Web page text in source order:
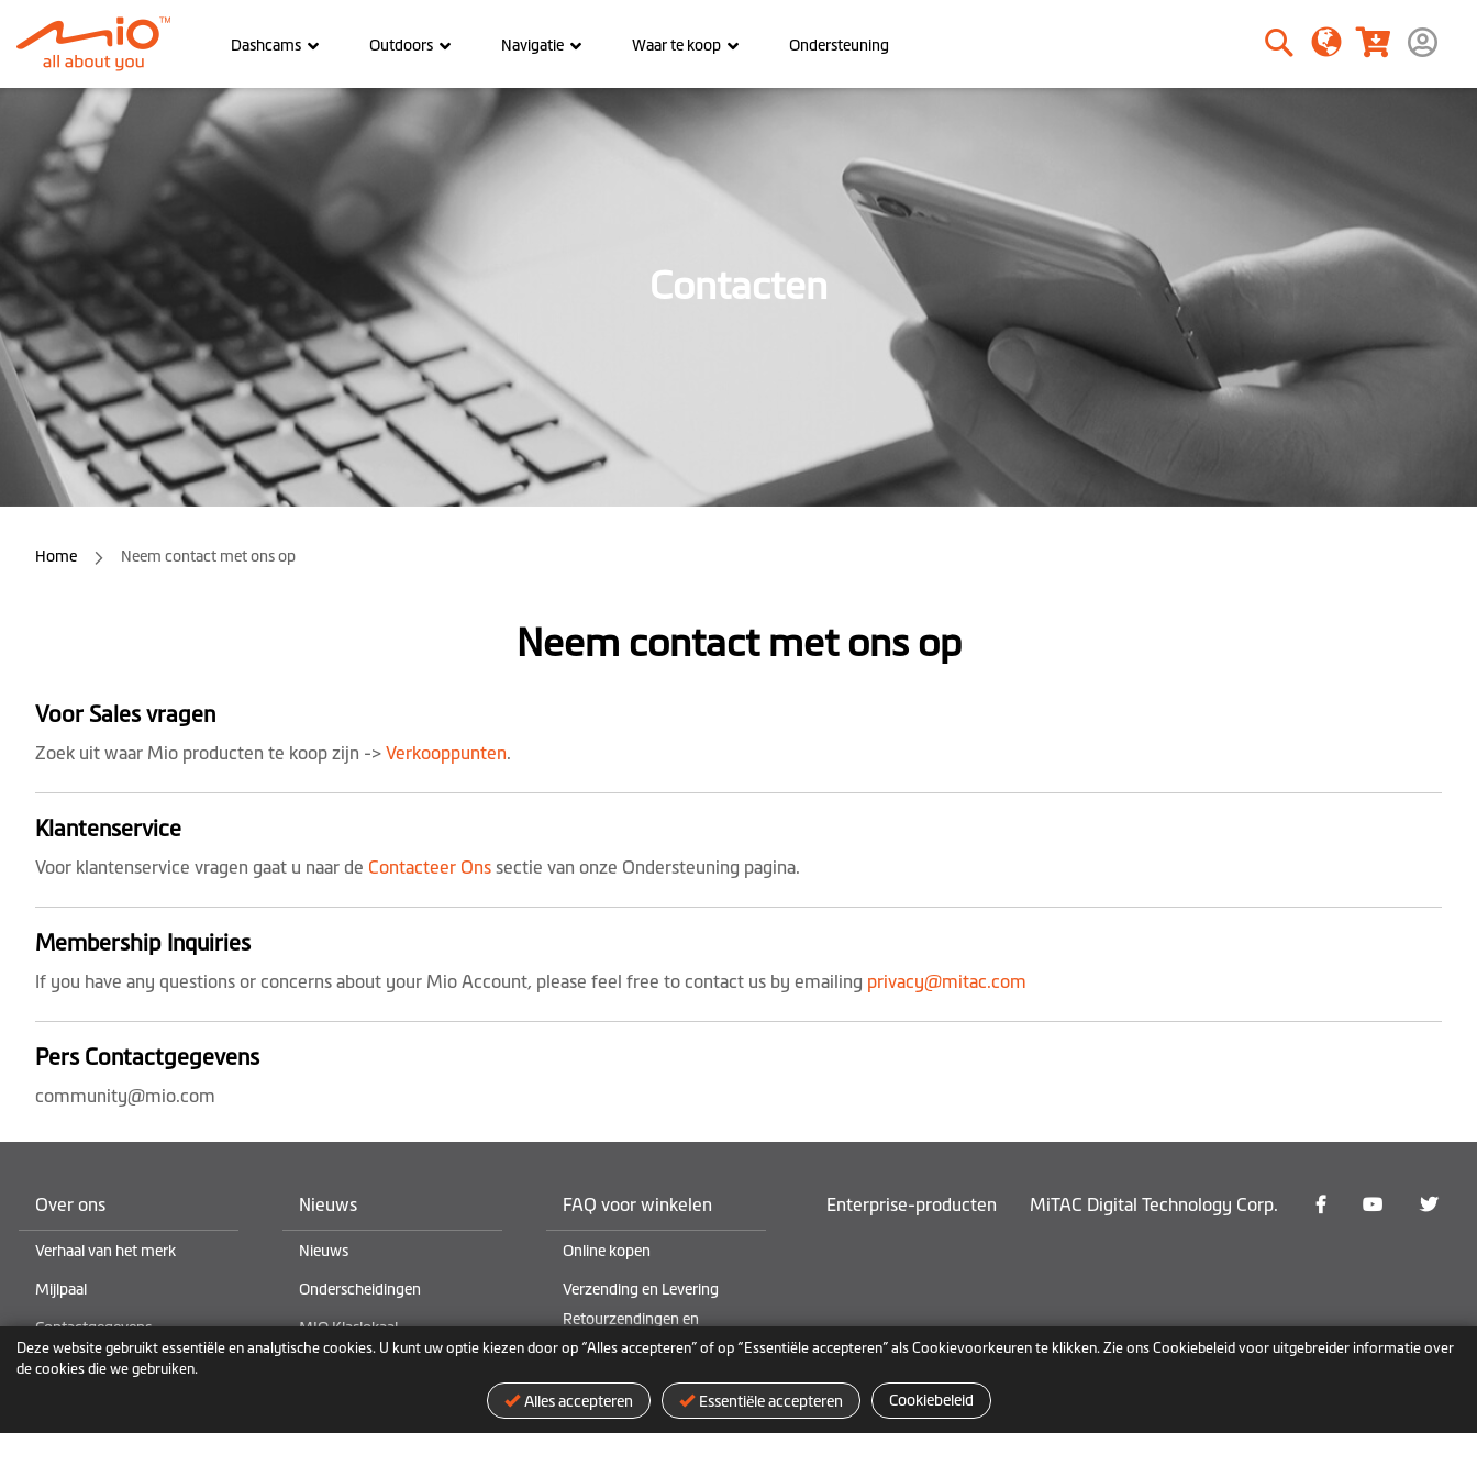
Deze website gebruikt essentiële en analytische cookies. U kunt uw optie kiezen door op “Alles accepteren” of op “Essentiële accepteren” als Cookievoorkeuren te klikken. Zie ons Cookiebeleid voor uitgebreider informatie over
de cookies die we gebruiken.
Alles accepteren Essentiële accepteren Cookiebeleid
Dashcams Outdoors Navigatie Waar te koop Ondersteuning
Contacten
Home Neem contact met ons op
Neem contact met ons op
Voor Sales vragen
Zoek uit waar Mio producten te koop zijn -> Verkooppunten.
Klantenservice
Voor klantenservice vragen gaat u naar de Contacteer Ons sectie van onze Ondersteuning pagina.
Membership Inquiries
If you have any questions or concerns about your Mio Account, please feel free to contact us by emailing privacy@mitac.com
Pers Contactgegevens
community@mio.com
Over ons
Verhaal van het merk
Mijlpaal
Contactgegevens
Nieuws
Nieuws
Onderscheidingen
MIO Klaslokaal
FAQ voor winkelen
Online kopen
Verzending en Levering
Retourzendingen en
terugbetalingen
Enterprise-producten MiTAC Digital Technology Corp.
Cookie-beleid